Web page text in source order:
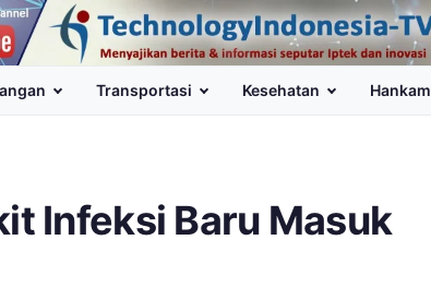
Transportasi Kesehatan Hankam
Infeksi Baru Masuk